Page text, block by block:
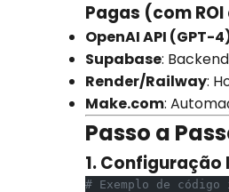
Pagas (com
OpenAI API (GPT-
Supabase:
Render/Railway:
Make.com:
Passo a
1. Configuração
# Exemplo de